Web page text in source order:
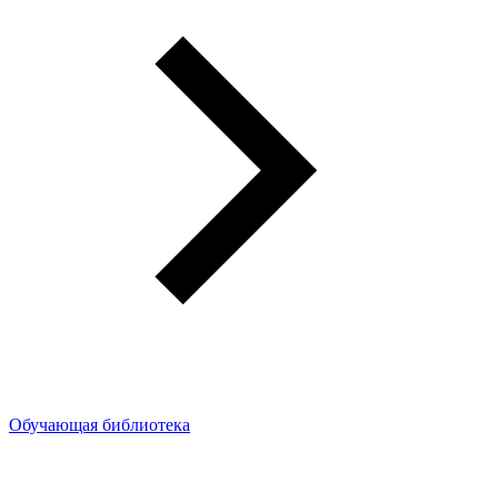
Обучающая библиотека